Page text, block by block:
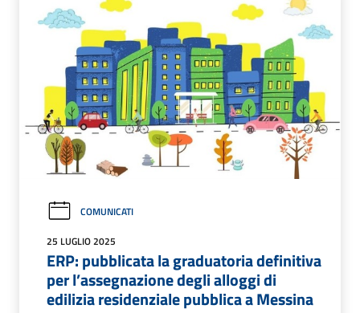
COMUNICATI
25 LUGLIO 2025
ERP: pubblicata la graduatoria definitiva
per l’assegnazione degli alloggi di
edilizia residenziale pubblica a Messina